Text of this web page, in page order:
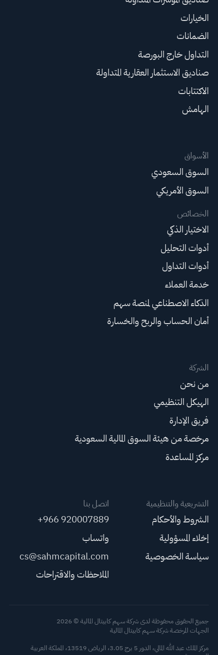
الخيارات
الضمانات
التداول خارج البورصة
صناديق الاستثمار العقارية المتداولة
الاكتتابات
الهامش
الأسواق
السوق السعودي
السوق الأمريكي
الخصائص
الاختيار الذكي
أدوات التحليل
أدوات التداول
خدمة العملاء
الذكاء الاصطناعي لمنصة سهم
أمان الحساب والربح والخسارة
الشركة
من نحن
الهيكل التنظيمي
فريق الإدارة
مرخصة من هيئة السوق المالية السعودية
مركز المساعدة
التشريعية والتنظيمية
الشروط والأحكام
إخلاء المسؤولية
سياسة الخصوصية
اتصل بنا
+966 920007889
واتساب
cs@sahmcapital.com
الملاحظات والاقتراحات
جميع الحقوق محفوظة لدى شركة سهم كابيتال المالية © 2026
الجهات المرخصة شركة سهم كابيتال المالية
مركز الملك عبد الله المالي، الدور 5 برج 3.05، الرياض 13519، المملكة العربية